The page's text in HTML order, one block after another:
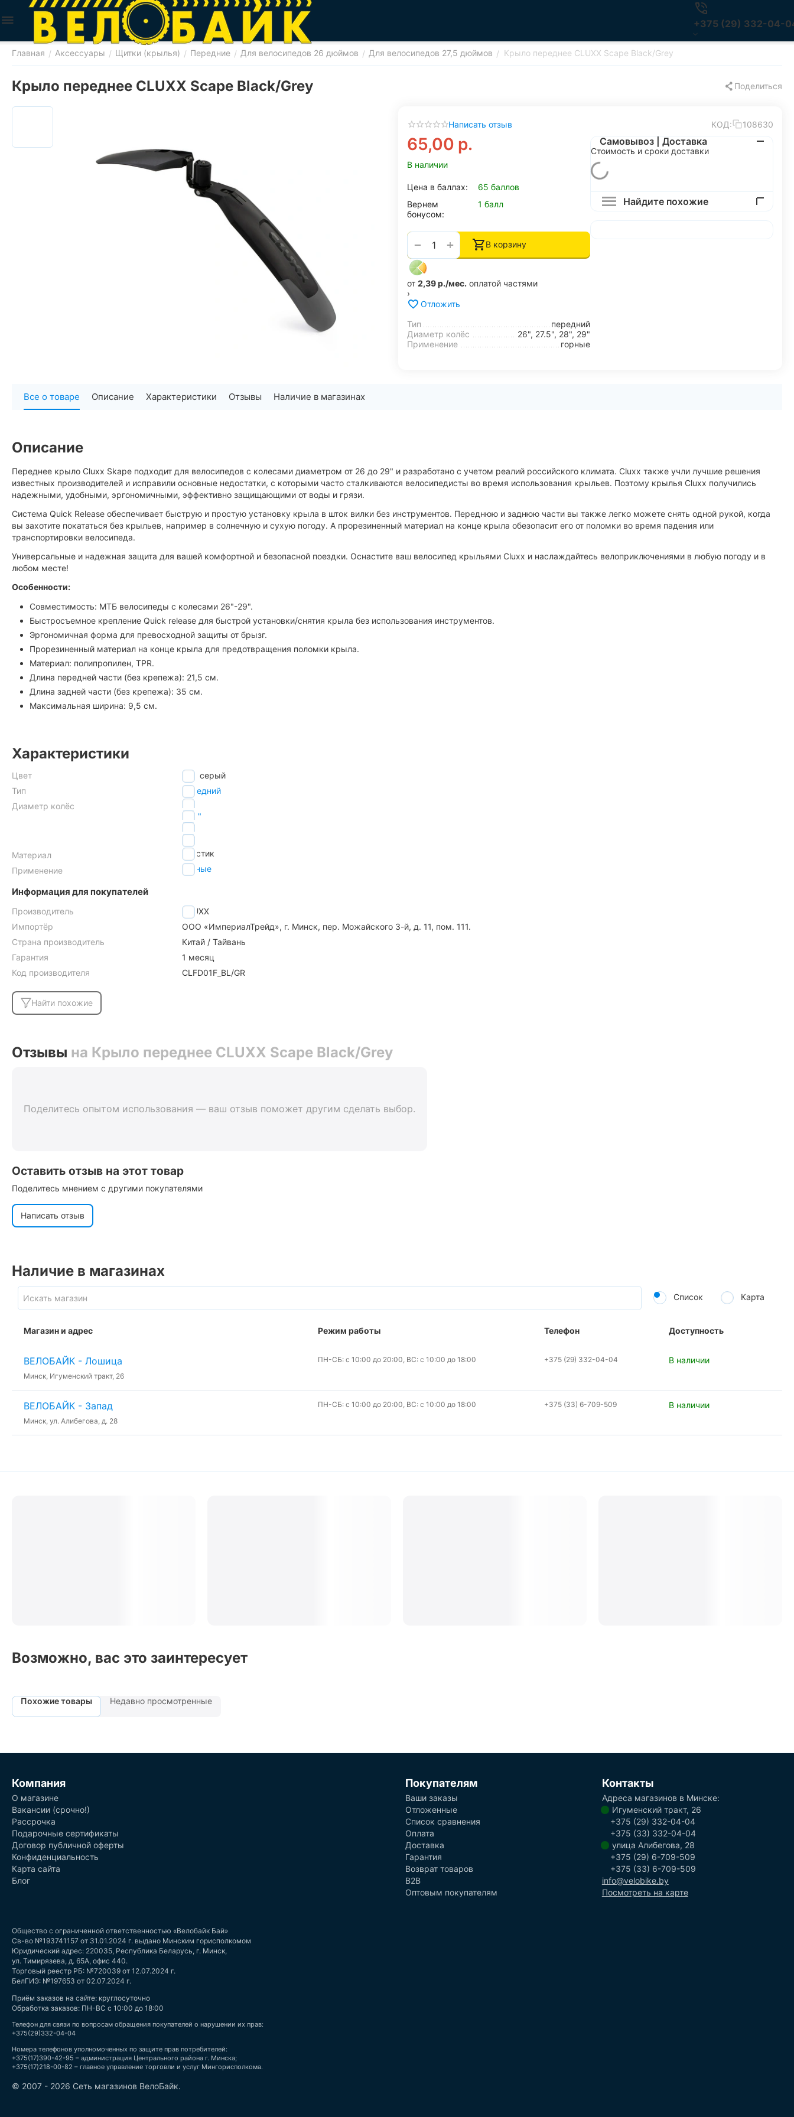
+375 (29) 332-04-
Главная / Аксессуары / Щитки (крылья) / Передние / Для велосипедов 26 дюймов / Для велосипедов 27,5 дюймов / Крыло переднее CLUXX Scape Black/Grey
Крыло переднее CLUXX Scape Black/Grey Поделиться
Написать отзыв КОД: 108630
65,00 р.
В наличии
Цена в баллах:
65 баллов
Вернем
бонусом:
1 балл
+
− В корзину
от 2,39 р./мес. оплатой частями
›
Отложить
Тип
передний
Диаметр колёс
26", 27.5", 28", 29"
Применение
горные
Самовывоз | Доставка
Стоимость и сроки доставки
Найдите похожие
Все о товаре Описание Характеристики Отзывы Наличие в магазинах
Описание
Переднее крыло Cluxx Skape подходит для велосипедов с колесами диаметром от 26 до 29" и разработано с учетом реалий российского климата. Сluxx также учли лучшие решения
известных производителей и исправили основные недостатки, с которыми часто сталкиваются велосипедисты во время использования крыльев. Поэтому крылья Сluxx получились
надежными, удобными, эргономичными, эффективно защищающими от воды и грязи.
Система Quick Release обеспечивает быструю и простую установку крыла в шток вилки без инструментов. Переднюю и заднюю части вы также легко можете снять одной рукой, когда
вы захотите покататься без крыльев, например в солнечную и сухую погоду. А прорезиненный материал на конце крыла обезопасит его от поломки во время падения или
транспортировки велосипеда.
Универсальные и надежная защита для вашей комфортной и безопасной поездки. Оснастите ваш велосипед крыльями Cluxx и наслаждайтесь велоприключениями в любую погоду и в
любом месте!
Особенности:
Совместимость: МТБ велосипеды с колесами 26"-29".
Быстросъемное крепление Quick release для быстрой установки/снятия крыла без использования инструментов.
Эргономичная форма для превосходной защиты от брызг.
Прорезиненный материал на конце крыла для предотвращения поломки крыла.
Материал: полипропилен, TPR.
Длина передней части (без крепежа): 21,5 см.
Длина задней части (без крепежа): 35 см.
Максимальная ширина: 9,5 см.
Характеристики
Цвет
серый
Тип
передний
Диаметр колёс
26"
27.5"
28"
29"
Материал
пластик
Применение
горные
Информация для покупателей
Производитель
CLUXX
Импортёр
ООО «ИмпериалТрейд», г. Минск, пер. Можайского 3-й, д. 11, пом. 111.
Страна производитель
Китай / Тайвань
Гарантия
1 месяц
Код производителя
CLFD01F_BL/GR
Найти похожие
Отзывы на Крыло переднее CLUXX Scape Black/Grey
Поделитесь опытом использования — ваш отзыв поможет другим сделать выбор.
Оставить отзыв на этот товар
Поделитесь мнением с другими покупателями
Написать отзыв
Наличие в магазинах
Список Карта
Магазин и адрес Режим работы Телефон Доступность
ВЕЛОБАЙК - Лошица
Минск, Игуменский тракт, 26
ПН-СБ: с 10:00 до 20:00, ВС: с 10:00 до 18:00 +375 (29) 332-04-04 В наличии
ВЕЛОБАЙК - Запад
Минск, ул. Алибегова, д. 28
ПН-СБ: с 10:00 до 20:00, ВС: с 10:00 до 18:00 +375 (33) 6-709-509 В наличии
Возможно, вас это заинтересует
Похожие товары Недавно просмотренные
Компания
О магазине
Вакансии (срочно!)
Рассрочка
Подарочные сертификаты
Договор публичной оферты
Конфиденциальность
Карта сайта
Блог
Покупателям
Ваши заказы
Отложенные
Список сравнения
Оплата
Доставка
Гарантия
Возврат товаров
B2B
Оптовым покупателям
Контакты
Адреса магазинов в Минске:
Игуменский тракт, 26
+375 (29) 332-04-04
+375 (33) 332-04-04
улица Алибегова, 28
+375 (29) 6-709-509
+375 (33) 6-709-509
info@velobike.by
Посмотреть на карте
Общество с ограниченной ответственностью «Велобайк Бай»
Св-во №193741157 от 31.01.2024 г. выдано Минским горисполкомом
Юридический адрес: 220035, Республика Беларусь, г. Минск,
ул. Тимирязева, д. 65А, офис 440.
Торговый реестр РБ: №720039 от 12.07.2024 г.
БелГИЭ: №197653 от 02.07.2024 г.
Приём заказов на сайте: круглосуточно
Обработка заказов: ПН-ВС с 10:00 до 18:00
Телефон для связи по вопросам обращения покупателей о нарушении их прав:
+375(29)332-04-04
Номера телефонов уполномоченных по защите прав потребителей:
+375(17)390-42-95 – администрация Центрального района г. Минска;
+375(17)218-00-82 – главное управление торговли и услуг Мингорисполкома.
© 2007 - 2026 Сеть магазинов ВелоБайк.